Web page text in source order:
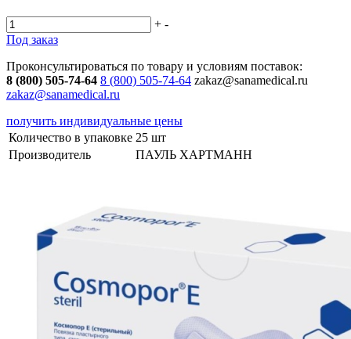
+ -
Под заказ
Проконсультироваться по товару и условиям поставок:
8 (800) 505-74-64 8 (800) 505-74-64 zakaz@sanamedical.ru
zakaz@sanamedical.ru
получить индивидуальные цены
Количество в упаковке 25 шт
Производитель
ПАУЛЬ ХАРТМАНН